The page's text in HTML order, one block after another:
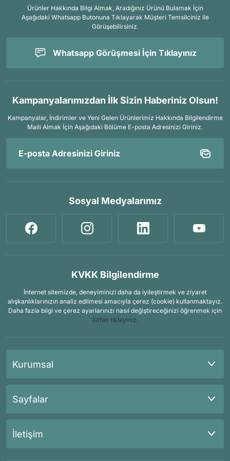
Ürünler Hakkında Bilgi Almak, Aradığınız Ürünü Bulamak İçin
Aşağıdaki Whatsapp Butonuna Tıklayarak Müşteri Temsilciniz ile
Görüşebilirsiniz.
Whatsapp Görüşmesi İçin Tıklayınız
Kampanyalarımızdan İlk Sizin Haberiniz Olsun!
Kampanyalar, İndirimler ve Yeni Gelen Ürünlerimiz Hakkında Bilgilendirme
Maili Almak İçin Aşağıdaki Bölüme E-posta Adresinizi Giriniz.
Sosyal Medyalarımız
KVKK Bilgilendirme
İnternet sitemizde, deneyiminizi daha da iyileştirmek ve ziyaret
alışkanlıklarınızın analiz edilmesi amacıyla çerez (cookie) kullanmaktayız.
Daha fazla bilgi ve çerez ayarlarınızı nasıl değiştireceğinizi öğrenmek için
lütfen tıklayınız.
Kurumsal
Sayfalar
İletişim